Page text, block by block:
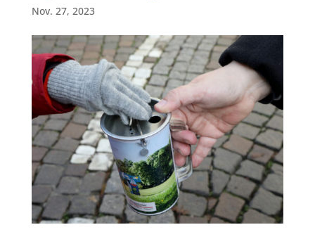
Nov. 27, 2023